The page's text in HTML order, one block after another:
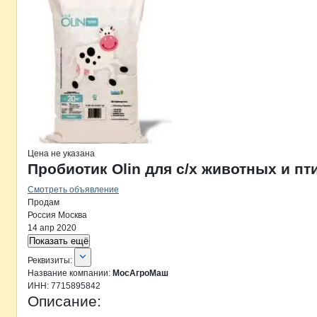
Цена не указана
Пробиотик Olin для с/х животных и
Смотреть объявление
Продам
Россия Москва
14 апр 2020
Показать ещё
О компании
Реквизиты
Реквизиты:
Название компании: МосАгроМаш
ИНН: 7715895842
Описание: